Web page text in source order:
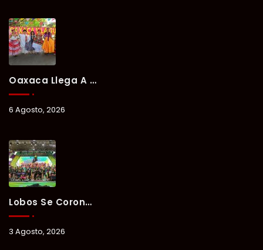
Oaxaca Llega A Chetumal Con El Color, Sabor Y Tradición De La Guelaguetza 2026.
6 Agosto, 2026
Lobos Se Corona Campeón Del Verano Xul-Há 2026 Tras Tres Días De Intensa Competencia.
3 Agosto, 2026